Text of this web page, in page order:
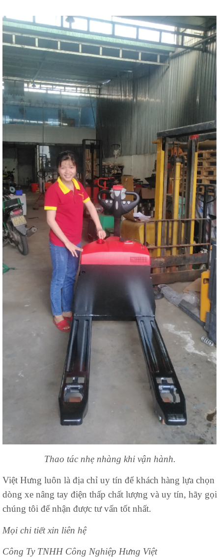
Thao tác nhẹ nhàng khi vận hành.
Việt Hưng luôn là địa chỉ uy tín để khách hàng lựa chọn
dòng xe nâng tay điện thấp chất lượng và uy tín, hãy gọi
chúng tôi để nhận được tư vấn tốt nhất.
Mọi chi tiết xin liên hệ
Công Ty TNHH Công Nghiệp Hưng Việt